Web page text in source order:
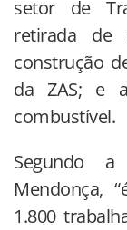
setor de
retirada de
construção
da ZAS; e
combustível.
Segundo
Mendonça,
1.800